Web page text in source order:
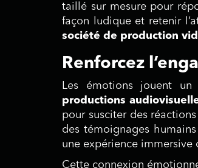
taillé sur mesure pour
façon ludique et retenir
société de production
Renforcez
Les émotions jouent
productions
pour susciter des
des témoignages
une expérience
Cette connexion